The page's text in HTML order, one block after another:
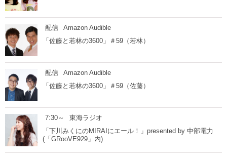
配信
Amazon Audible
「佐藤と若林の3600」＃59（若林）
配信
Amazon Audible
「佐藤と若林の3600」＃59（佐藤）
7:30～
東海ラジオ
「下川みくにのMIRAIにエール！」presented by 中部電力
(「GRooVE929」内)